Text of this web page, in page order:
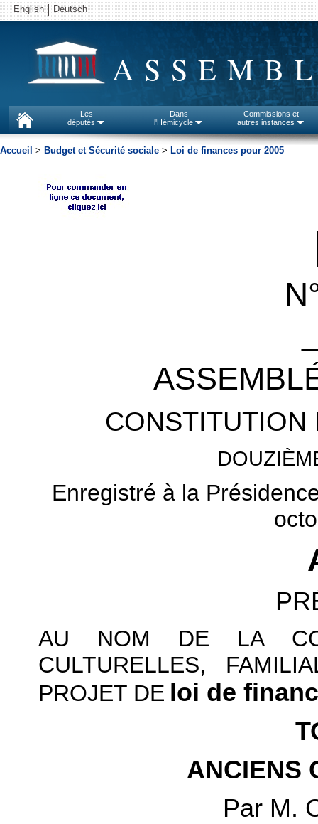
English Deutsch
Les
députés
Dans
l'Hémicycle
Commissions et
autres instances
Accueil > Budget et Sécurité sociale > Loi de finances pour 2005
CONSTITUTION
Enregistré à la
AU NOM DE LA
CULTURELLES,
PROJET DE loi de
ANCIENS
Par M.